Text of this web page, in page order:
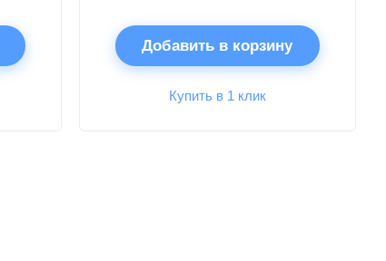
Добавить в корзину
Купить в 1 клик